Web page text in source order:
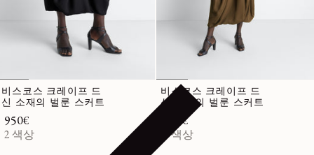
비스코스 크레이프 드
신 소재의 벌룬 스커트
정가
950€
2 색상
비스코스 크레이프 드
신 소재의 벌룬 스커트
정가
950€
2 색상